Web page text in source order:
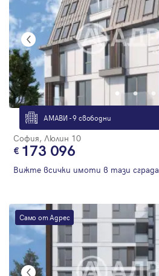
АМАВИ - 9 свободни
София, Люлин 10
173 096
Вижте всички имоти в тази сграда
Само от Адрес